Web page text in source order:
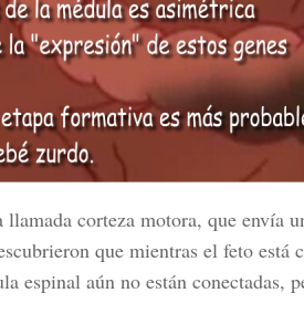
corteza motora, que envía
que mientras el feto está
espinal aún no están conectadas,